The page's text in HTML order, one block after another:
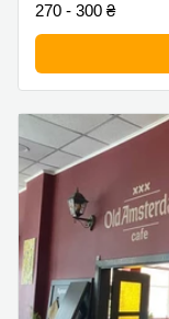
270 - 300 ₴